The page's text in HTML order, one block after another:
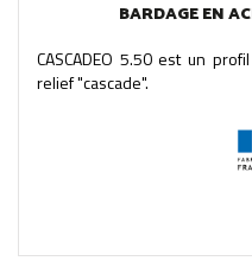
BARDAGE EN
CASCADEO 5.50 est un
relief "cascade".